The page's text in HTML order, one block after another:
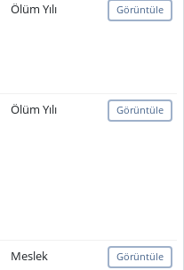
Ölüm Yılı Görüntüle
Ölüm Yılı Görüntüle
Meslek Görüntüle